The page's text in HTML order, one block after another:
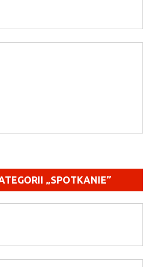
„SPOTKANIE”